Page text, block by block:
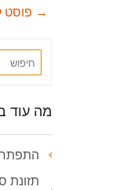
→ פוסט
מה עוד
תזונת